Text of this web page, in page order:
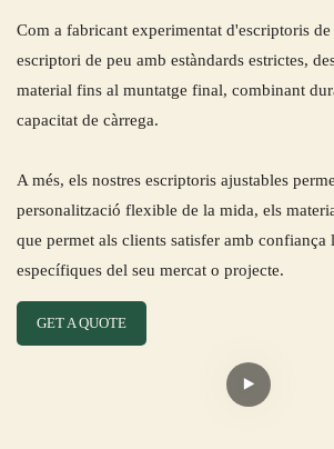
Com a fabricant experimentat d'escriptoris
escriptori de peu amb estàndards estrictes,
material fins al muntatge final, combinant
capacitat de càrrega.
A més, els nostres escriptoris ajustables
personalització flexible de la mida, els
que permet als clients satisfer amb confiança
específiques del seu mercat o projecte.
GET A QUOTE